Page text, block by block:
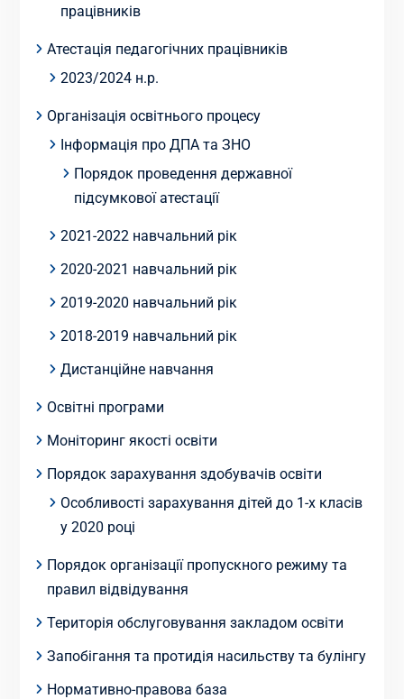
працівників
Атестація педагогічних працівників
2023/2024 н.р.
Організація освітнього процесу
Інформація про ДПА та ЗНО
Порядок проведення державної
підсумкової атестації
2021-2022 навчальний рік
2020-2021 навчальний рік
2019-2020 навчальний рік
2018-2019 навчальний рік
Дистанційне навчання
Освітні програми
Моніторинг якості освіти
Порядок зарахування здобувачів освіти
Особливості зарахування дітей до 1-х класів
у 2020 році
Порядок організації пропускного режиму та
правил відвідування
Територія обслуговування закладом освіти
Запобігання та протидія насильству та булінгу
Нормативно-правова база